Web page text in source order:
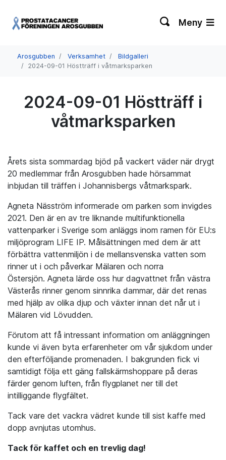
Meny
Arosgubben Verksamhet
Bildgalleri
2024-09-01 Höstträff i våtmarksparken
2024-09-01 Höstträff i
våtmarksparken
Årets sista sommardag bjöd på vackert väder när drygt
20 medlemmar från Arosgubben hade hörsammat
inbjudan till träffen i Johannisbergs våtmarkspark.
Agneta Näsström informerade om parken som invigdes
2021. Den är en av tre liknande multifunktionella
vattenparker i Sverige som anläggs inom ramen för EU:s
miljöprogram LIFE IP. Målsättningen med dem är att
förbättra vattenmiljön i de mellansvenska vatten som
rinner ut i och påverkar Mälaren och norra
Östersjön. Agneta lärde oss hur dagvattnet från västra
Västerås rinner genom sinnrika dammar, där det renas
med hjälp av olika djup och växter innan det når ut i
Mälaren vid Lövudden.
Förutom att få intressant information om anläggningen
kunde vi även byta erfarenheter om vår sjukdom under
den efterföljande promenaden. I bakgrunden fick vi
samtidigt följa ett gäng fallskärmshoppare på deras
färder genom luften, från flygplanet ner till det
intilliggande flygfältet.
Tack vare det vackra vädret kunde till sist kaffe med
dopp avnjutas utomhus.
Tack för kaffet och en trevlig dag!